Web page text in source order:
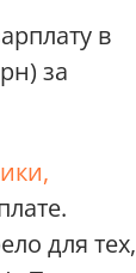
в
за
для тех,